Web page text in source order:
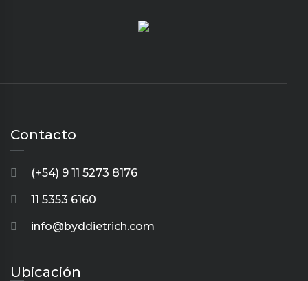
Contacto
(+54) 9 11 5273 8176
11 5353 6160
info@byddietrich.com
Ubicación